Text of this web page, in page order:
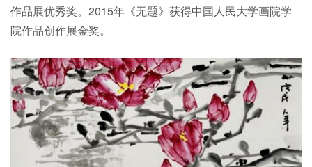
作品展优秀奖。2015年《无题》获得中国人民大学画院学
院作品创作展金奖。